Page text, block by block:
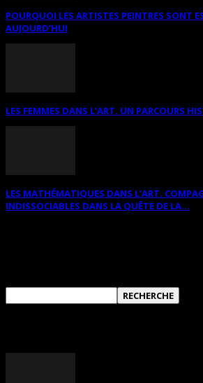
POURQUOI LES ARTISTES PEINTRES SONT
AUJOURD’HUI
LES FEMMES DANS L’ART. UN PARCOURS
LES MATHÉMATIQUES DANS L’ART.
INDISSOCIABLES DANS LA QUÊTE DE LA...